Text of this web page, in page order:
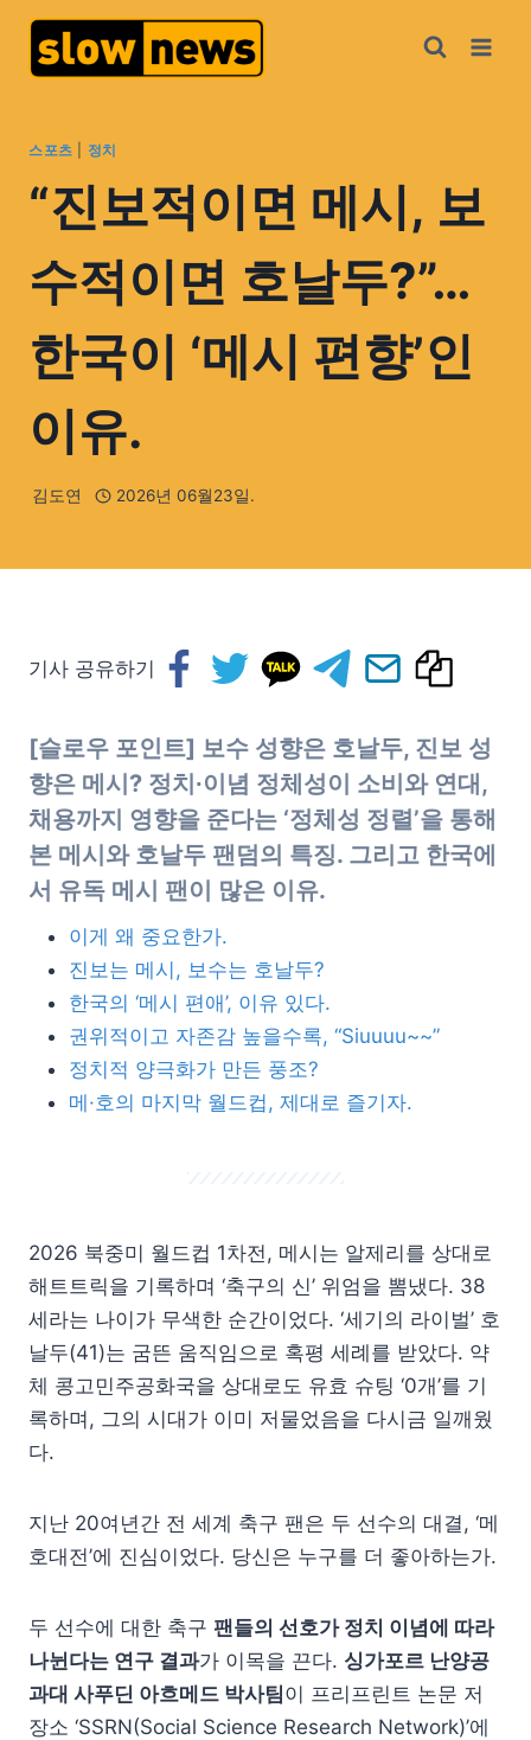
스포츠 정치
“진보적이면 메시, 보
수적이면 호날두?”…
한국이 ‘메시 편향’인
이유.
김도연 2026년 06월23일.
기사 공유하기
[슬로우 포인트] 보수 성향은 호날두, 진보 성
향은 메시? 정치∙이념 정체성이 소비와 연대,
채용까지 영향을 준다는 ‘정체성 정렬’을 통해
본 메시와 호날두 팬덤의 특징. 그리고 한국에
서 유독 메시 팬이 많은 이유.
이게 왜 중요한가.
진보는 메시, 보수는 호날두?
한국의 ‘메시 편애’, 이유 있다.
권위적이고 자존감 높을수록, “Siuuuu~~”
정치적 양극화가 만든 풍조?
메·호의 마지막 월드컵, 제대로 즐기자.
2026 북중미 월드컵 1차전, 메시는 알제리를 상대로
해트트릭을 기록하며 ‘축구의 신’ 위엄을 뽐냈다. 38
세라는 나이가 무색한 순간이었다. ‘세기의 라이벌’ 호
날두(41)는 굼뜬 움직임으로 혹평 세례를 받았다. 약
체 콩고민주공화국을 상대로도 유효 슈팅 ‘0개’를 기
록하며, 그의 시대가 이미 저물었음을 다시금 일깨웠
다.
지난 20여년간 전 세계 축구 팬은 두 선수의 대결, ‘메
호대전’에 진심이었다. 당신은 누구를 더 좋아하는가.
두 선수에 대한 축구 팬들의 선호가 정치 이념에 따라
나뉜다는 연구 결과가 이목을 끈다. 싱가포르 난양공
과대 사푸딘 아흐메드 박사팀이 프리프린트 논문 저
장소 ‘SSRN(Social Science Research Network)’에